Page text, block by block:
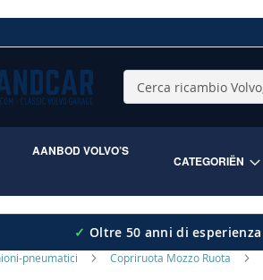
Cerca
AANBOD VOLVO’S
CATEGORIËN
✓ Oltre 50 anni di esperienza
pneumatici Copriruota Mozzo Ruota